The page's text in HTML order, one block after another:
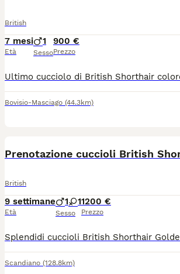
British
7 mesi
Età
1
Sesso
900 €
Prezzo
Bovisio-Masciago (44.3km)
British
9 settimane
Età
1 1
Sesso
1200 €
Prezzo
Scandiano (128.8km)